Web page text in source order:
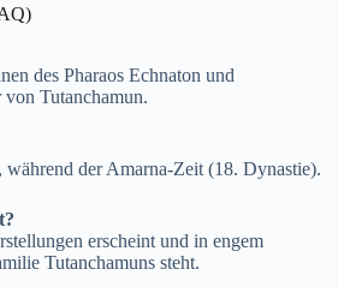
des Pharaos Echnaton und
Tutanchamun.
während der Amarna-Zeit (18. Dynastie).
erscheint und in engem
Tutanchamuns steht.